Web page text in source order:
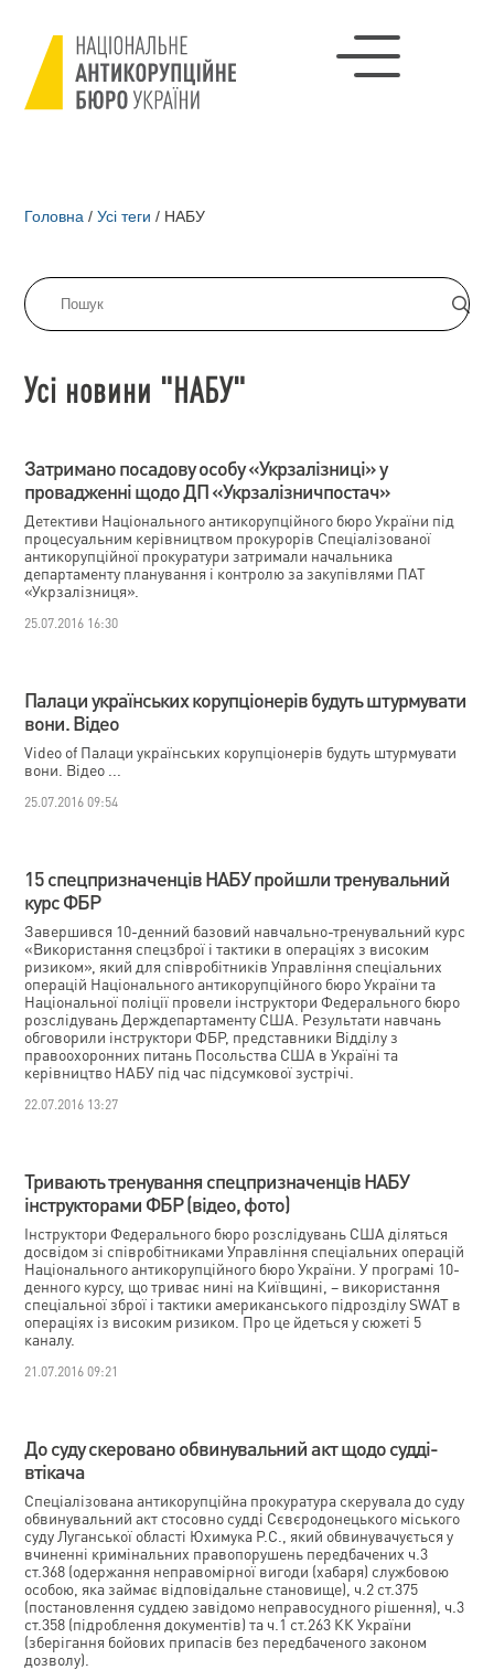
Головна / Усі теги / НАБУ
Усі новини "НАБУ"
Затримано посадову особу «Укрзалізниці» у
провадженні щодо ДП «Укрзалізничпостач»
Детективи Національного антикорупційного бюро України під
процесуальним керівництвом прокурорів Спеціалізованої
антикорупційної прокуратури затримали начальника
департаменту планування і контролю за закупівлями ПАТ
«Укрзалізниця».
25.07.2016 16:30
Палаци українських корупціонерів будуть штурмувати
вони. Відео
Video of Палаци українських корупціонерів будуть штурмувати
вони. Відео ...
25.07.2016 09:54
15 спецпризначенців НАБУ пройшли тренувальний
курс ФБР
Завершився 10-денний базовий навчально-тренувальний курс
«Використання спецзброї і тактики в операціях з високим
ризиком», який для співробітників Управління спеціальних
операцій Національного антикорупційного бюро України та
Національної поліції провели інструктори Федерального бюро
розслідувань Держдепартаменту США. Результати навчань
обговорили інструктори ФБР, представники Відділу з
правоохоронних питань Посольства США в Україні та
керівництво НАБУ під час підсумкової зустрічі.
22.07.2016 13:27
Тривають тренування спецпризначенців НАБУ
інструкторами ФБР (відео, фото)
Інструктори Федерального бюро розслідувань США діляться
досвідом зі співробітниками Управління спеціальних операцій
Національного антикорупційного бюро України. У програмі 10-
денного курсу, що триває нині на Київщині, – використання
спеціальної зброї і тактики американського підрозділу SWAT в
операціях із високим ризиком. Про це йдеться у сюжеті 5
каналу.
21.07.2016 09:21
До суду скеровано обвинувальний акт щодо судді-
втікача
Спеціалізована антикорупційна прокуратура скерувала до суду
обвинувальний акт стосовно судді Сєвєродонецького міського
суду Луганської області Юхимука Р.С., який обвинувачується у
вчиненні кримінальних правопорушень передбачених ч.3
ст.368 (одержання неправомірної вигоди (хабаря) службовою
особою, яка займає відповідальне становище), ч.2 ст.375
(постановлення суддею завідомо неправосудного рішення), ч.3
ст.358 (підроблення документів) та ч.1 ст.263 КК України
(зберігання бойових припасів без передбаченого законом
дозволу).